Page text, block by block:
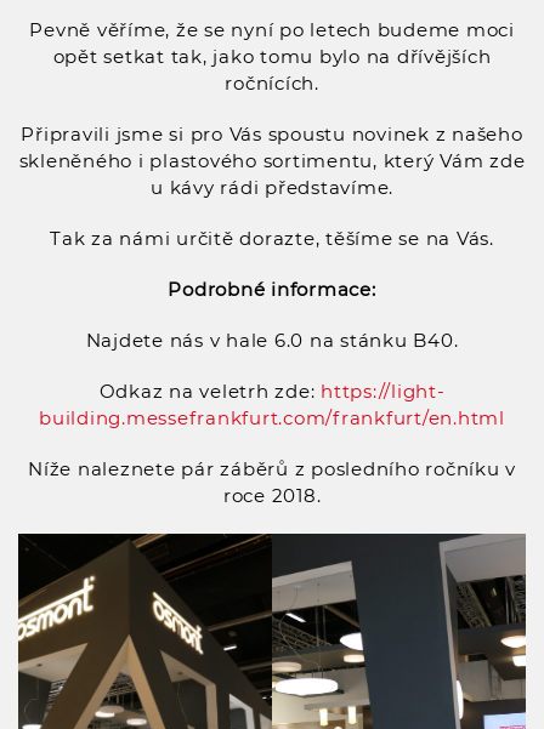
Pevně věříme, že se nyní po letech budeme moci
opět setkat tak, jako tomu bylo na dřívějších
ročnících.
Připravili jsme si pro Vás spoustu novinek z našeho
skleněného i plastového sortimentu, který Vám zde
u kávy rádi představíme.
Tak za námi určitě dorazte, těšíme se na Vás.
Podrobné informace:
Najdete nás v hale 6.0 na stánku B40.
Odkaz na veletrh zde: https://light-
building.messefrankfurt.com/frankfurt/en.html
Níže naleznete pár záběrů z posledního ročníku v
roce 2018.